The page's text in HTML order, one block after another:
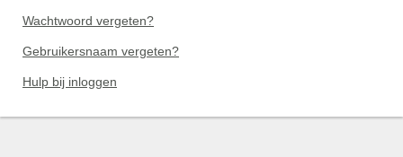
Wachtwoord vergeten?
Gebruikersnaam vergeten?
Hulp bij inloggen